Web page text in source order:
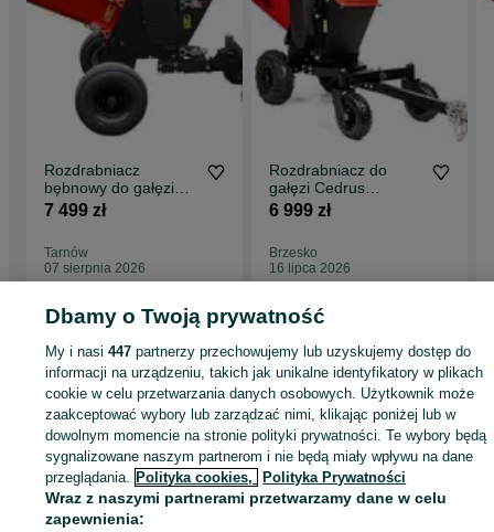
Rozdrabniacz
bębnowy do gałęzi
CEDRUS RB04
Loncin 15 KM 15 cm
7 499 zł
Tarnów
07 sierpnia 2026
Rozdrabniacz do
gałęzi Cedrus
CEDRB04PRO-E
6 999 zł
Brzesko
16 lipca 2026
Rozdrabniacze - Małopolskie
Rozdrabniacze - Tarnów
KATEGORIA
ID:663107292 Wyświetlenia:
Dbamy o Twoją prywatność
My i nasi447 partnerzy przechowujemy lub uzyskujemy dostęp do
informacji na urządzeniu, takich jak unikalne identyfikatory w plikach
cookie w celu przetwarzania danych osobowych. Użytkownik może
zaakceptować wybory lub zarządzać nimi, klikając poniżej lub w
dowolnym momencie na stronie polityki prywatności. Te wybory będą
sygnalizowane naszym partnerom i nie będą miały wpływu na dane
przeglądania. Polityka cookies, Polityka Prywatności
Wraz z naszymi partnerami przetwarzamy dane w celu
zapewnienia: